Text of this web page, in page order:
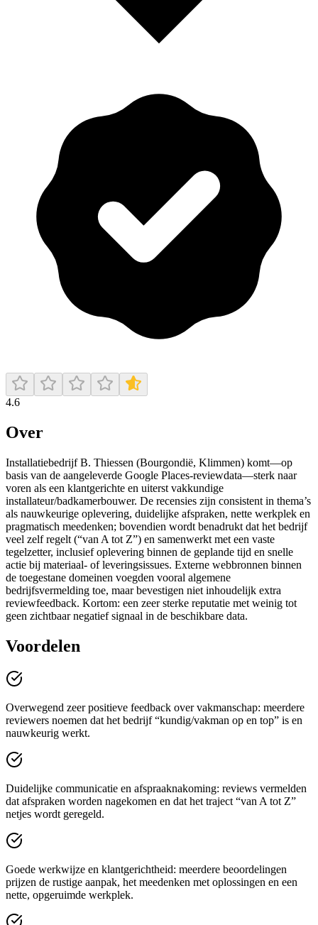
4.6
Over
Installatiebedrijf B. Thiessen (Bourgondië, Klimmen) komt—op
basis van de aangeleverde Google Places-reviewdata—sterk naar
voren als een klantgerichte en uiterst vakkundige
installateur/badkamerbouwer. De recensies zijn consistent in thema’s
als nauwkeurige oplevering, duidelijke afspraken, nette werkplek en
pragmatisch meedenken; bovendien wordt benadrukt dat het bedrijf
veel zelf regelt (“van A tot Z”) en samenwerkt met een vaste
tegelzetter, inclusief oplevering binnen de geplande tijd en snelle
actie bij materiaal- of leveringsissues. Externe webbronnen binnen
de toegestane domeinen voegden vooral algemene
bedrijfsvermelding toe, maar bevestigen niet inhoudelijk extra
reviewfeedback. Kortom: een zeer sterke reputatie met weinig tot
geen zichtbaar negatief signaal in de beschikbare data.
Voordelen
Overwegend zeer positieve feedback over vakmanschap: meerdere
reviewers noemen dat het bedrijf “kundig/vakman op en top” is en
nauwkeurig werkt.
Duidelijke communicatie en afspraaknakoming: reviews vermelden
dat afspraken worden nagekomen en dat het traject “van A tot Z”
netjes wordt geregeld.
Goede werkwijze en klantgerichtheid: meerdere beoordelingen
prijzen de rustige aanpak, het meedenken met oplossingen en een
nette, opgeruimde werkplek.